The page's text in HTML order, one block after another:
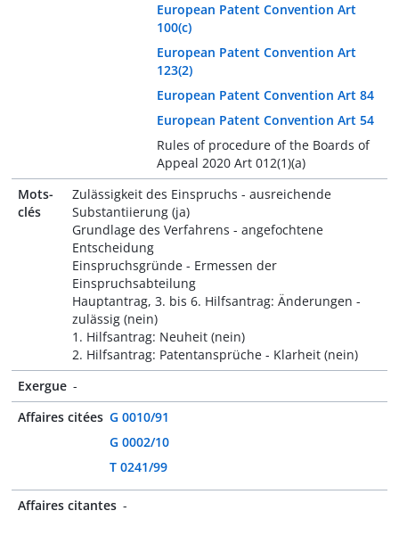
European Patent Convention Art
100(c)
European Patent Convention Art
123(2)
European Patent Convention Art 84
European Patent Convention Art 54
Rules of procedure of the Boards of
Appeal 2020 Art 012(1)(a)
Mots-
clés
Zulässigkeit des Einspruchs - ausreichende
Substantiierung (ja)
Grundlage des Verfahrens - angefochtene
Entscheidung
Einspruchsgründe - Ermessen der
Einspruchsabteilung
Hauptantrag, 3. bis 6. Hilfsantrag: Änderungen -
zulässig (nein)
1. Hilfsantrag: Neuheit (nein)
2. Hilfsantrag: Patentansprüche - Klarheit (nein)
Exergue -
Affaires citées G 0010/91
G 0002/10
T 0241/99
Affaires citantes -